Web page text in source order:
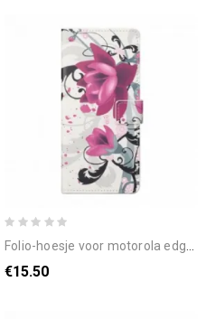
folio-hoesje voor motorola edge 20 tropische bloemen
€15.50